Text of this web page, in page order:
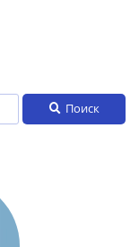
Поиск